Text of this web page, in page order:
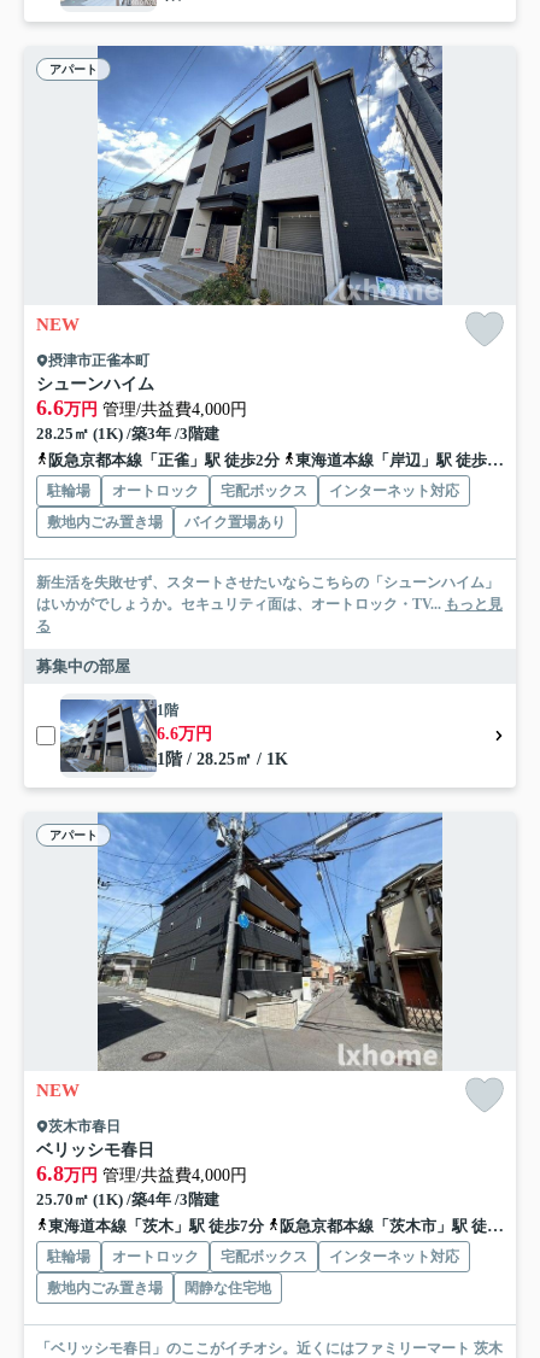
アパート
NEW
摂津市正雀本町
シューンハイム
6.6万円 管理/共益費4,000円
28.25㎡ (1K) /築3年 /3階建
阪急京都本線「正雀」駅 徒歩2分
東海道本線「岸辺」駅 徒歩10分
駐輪場 オートロック 宅配ボックス
インターネット対応
敷地内ごみ置き場
バイク置場あり
新生活を失敗せず、スタートさせたいならこちらの「シューンハイム」
はいかがでしょうか。セキュリティ面は、オートロック・TV... もっと見
る
募集中の部屋
1階
6.6万円
1階 / 28.25㎡ / 1K
アパート
NEW
茨木市春日
ベリッシモ春日
6.8万円 管理/共益費4,000円
25.70㎡ (1K) /築4年 /3階建
東海道本線「茨木」駅 徒歩7分
阪急京都本線「茨木市」駅 徒歩19分
駐輪場 オートロック 宅配ボックス
インターネット対応
敷地内ごみ置き場
閑静な住宅地
「ベリッシモ春日」のここがイチオシ。近くにはファミリーマート 茨木